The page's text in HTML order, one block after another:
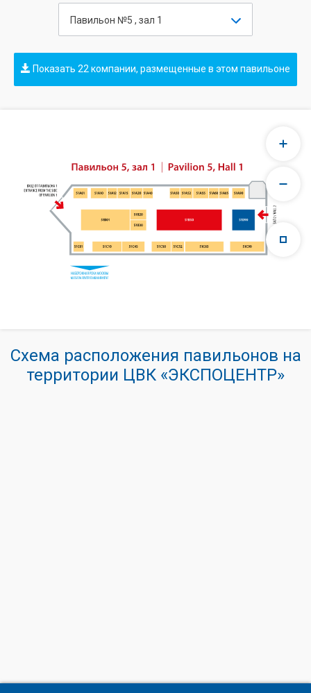
Павильон №5 , зал 1
Показать 22 компании, размещенные в этом павильоне
Схема расположения павильонов на
территории ЦВК «ЭКСПОЦЕНТР»